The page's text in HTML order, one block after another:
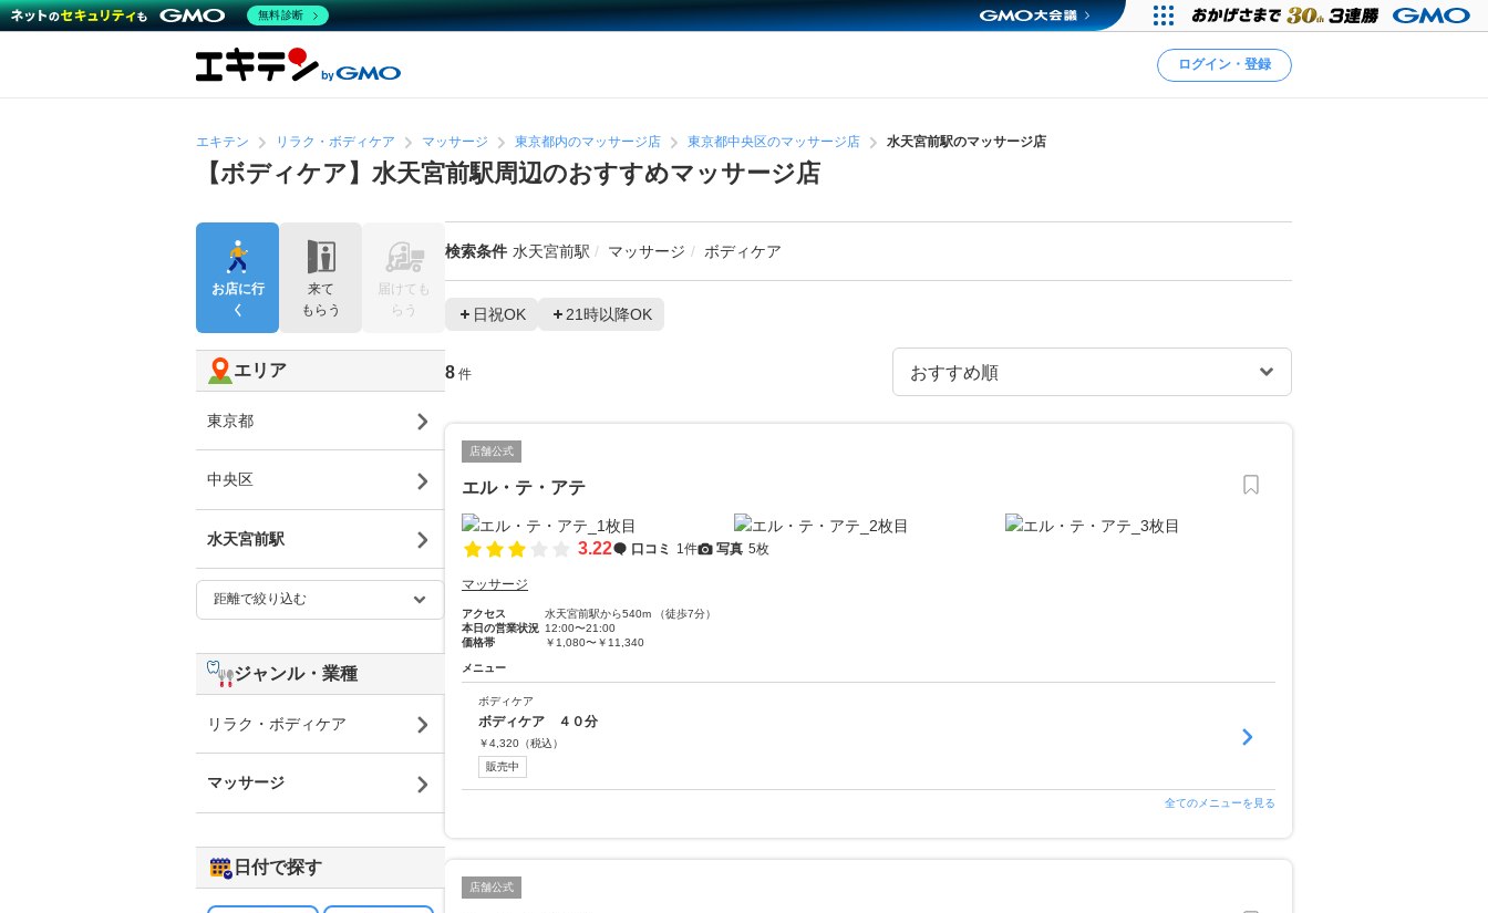
ログイン・登録
エキテン リラク・ボディケア マッサージ 東京都内のマッサージ店 東京都中央区のマッサージ店 水天宮前駅のマッサージ店
【ボディケア】水天宮前駅周辺のおすすめマッサージ店
検索条件 水天宮前駅 マッサージ ボディケア
日祝OK 21時以降OK
8 件
店舗公式
エル・テ・アテ
3.22 口コミ 1件 写真 5枚
マッサージ
アクセス
水天宮前駅から540m （徒歩7分）
本日の営業状況 12:00〜21:00
価格帯
￥1,080〜￥11,340
メニュー
ボディケア
ボディケア ４０分
￥4,320 （税込）
販売中
全てのメニューを見る
店舗公式
お店に行
く
来て
もらう
届けても
らう
エリア
東京都
中央区
水天宮前駅
ジャンル・業種
リラク・ボディケア
マッサージ
日付で探す
無料診断